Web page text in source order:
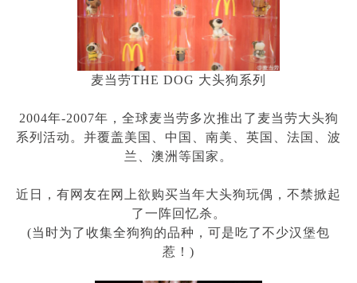
麦当劳THE DOG 大头狗系列
2004年-2007年，全球麦当劳多次推出了麦当劳大头狗
系列活动。并覆盖美国、中国、南美、英国、法国、波
兰、澳洲等国家。
近日，有网友在网上欲购买当年大头狗玩偶，不禁掀起
了一阵回忆杀。
(当时为了收集全狗狗的品种，可是吃了不少汉堡包
惹！ )